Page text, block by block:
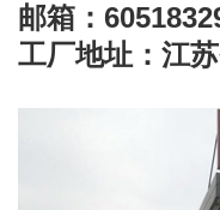
邮箱：
工厂地址：江